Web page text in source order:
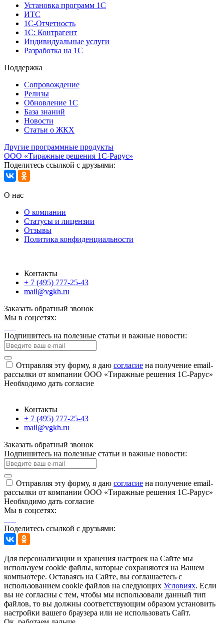
Установка программ 1С
ИТС
1С-Отчетность
1С: Контрагент
Индивидуальные услуги
Разработка на 1С
Поддержка
Сопровождение
Релизы
Обновление 1С
База знаний
Новости
Статьи о ЖКХ
Другие программные продукты
ООО «Тиражные решения 1С-Рарус»
Поделитесь ссылкой с друзьями:
О нас
О компании
Статусы и лицензии
Отзывы
Политика конфиденциальности
Контакты
+ 7 (495) 777-25-43
mail@vgkh.ru
Заказать обратный звонок
Мы в соцсетях:
Подпишитесь на полезные статьи и важные новости:
Отправляя эту форму, я даю согласие на получение email-
рассылки от компании ООО «Тиражные решения 1С-Рарус»
Необходимо дать согласие
Контакты
+ 7 (495) 777-25-43
mail@vgkh.ru
Заказать обратный звонок
Подпишитесь на полезные статьи и важные новости:
Отправляя эту форму, я даю согласие на получение email-
рассылки от компании ООО «Тиражные решения 1С-Рарус»
Необходимо дать согласие
Мы в соцсетях:
Поделитесь ссылкой с друзьями:
Для персонализации и хранения настроек на Сайте мы
используем cookie файлы, которые сохраняются на Вашем
компьютере. Оставаясь на Сайте, вы соглашаетесь с
использованием cookie файлов на следующих Условиях. Если
вы не согласны с тем, чтобы мы использовали данный тип
файлов, то вы должны соответствующим образом установить
настройки вашего браузера или не использовать Сайт.